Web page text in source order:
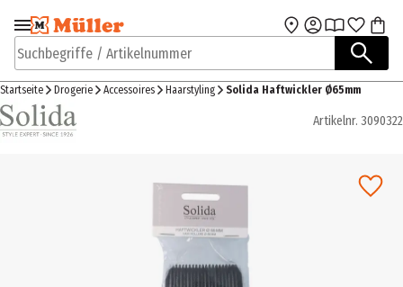
Zur Navigation
springen
Zum Hauptinhalt
Suchbegriffe / Artikelnummer
Startseite Drogerie Accessoires Haarstyling Solida Haftwickler Ø65mm
Artikelnr. 3090322